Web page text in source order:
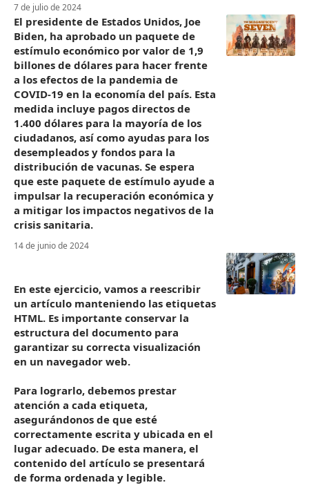
7 de julio de 2024
El presidente de Estados Unidos, Joe
Biden, ha aprobado un paquete de
estímulo económico por valor de 1,9
billones de dólares para hacer frente
a los efectos de la pandemia de
COVID-19 en la economía del país. Esta
medida incluye pagos directos de
1.400 dólares para la mayoría de los
ciudadanos, así como ayudas para los
desempleados y fondos para la
distribución de vacunas. Se espera
que este paquete de estímulo ayude a
impulsar la recuperación económica y
a mitigar los impactos negativos de la
crisis sanitaria.
14 de junio de 2024
En este ejercicio, vamos a reescribir
un artículo manteniendo las etiquetas
HTML. Es importante conservar la
estructura del documento para
garantizar su correcta visualización
en un navegador web.
Para lograrlo, debemos prestar
atención a cada etiqueta,
asegurándonos de que esté
correctamente escrita y ubicada en el
lugar adecuado. De esta manera, el
contenido del artículo se presentará
de forma ordenada y legible.